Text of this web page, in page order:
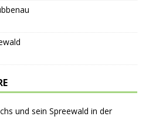
und sein Spreewald in der